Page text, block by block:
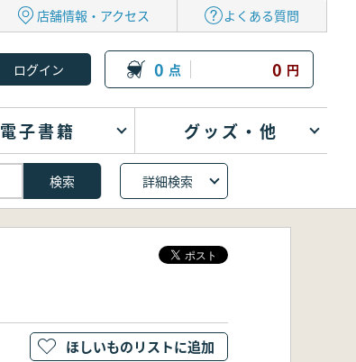
店舗情報・アクセス よくある質問
0 点 0 円
電子書籍 グッズ・他
詳細検索
ほしいものリストに追加